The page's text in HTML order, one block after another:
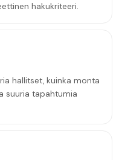
hakukriteeri.
hallitset, kuinka monta
suuria tapahtumia